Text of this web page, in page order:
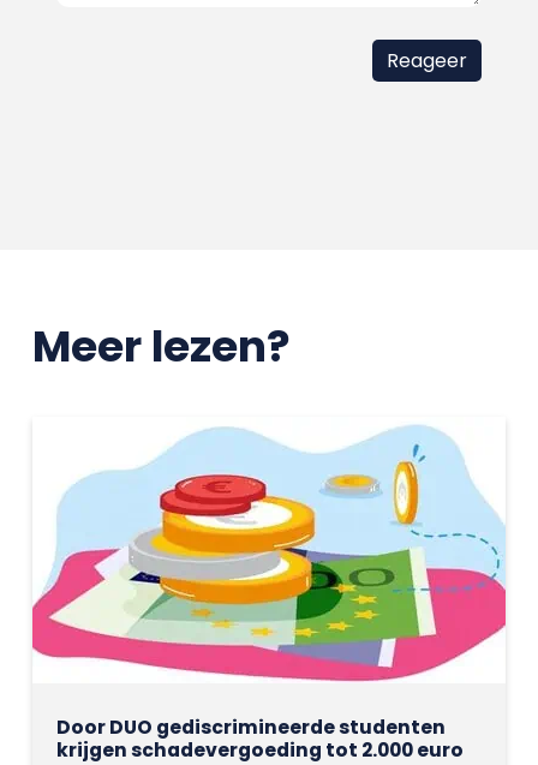
Meer lezen?
Door DUO gediscrimineerde studenten
krijgen schadevergoeding tot 2.000 euro